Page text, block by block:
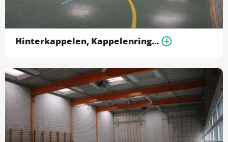
Hinterkappelen, Kappelenring - Turnhalle 1 (links)